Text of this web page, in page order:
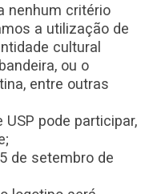
nenhum critério
a utilização de
cultural
ou o
entre outras
pode participar,
de setembro de